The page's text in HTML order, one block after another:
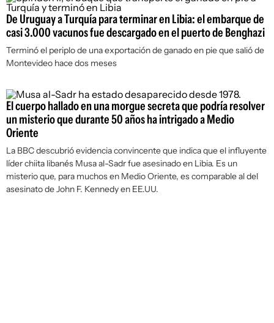
De Uruguay a Turquía para terminar en Libia: el embarque de
casi 3.000 vacunos fue descargado en el puerto de Benghazi
Terminó el periplo de una exportación de ganado en pie que salió de
Montevideo hace dos meses
El cuerpo hallado en una morgue secreta que podría resolver
un misterio que durante 50 años ha intrigado a Medio
Oriente
La BBC descubrió evidencia convincente que indica que el influyente
líder chiita libanés Musa al-Sadr fue asesinado en Libia. Es un
misterio que, para muchos en Medio Oriente, es comparable al del
asesinato de John F. Kennedy en EE.UU.